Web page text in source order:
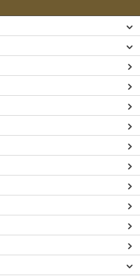
はローズクォーツやアクアマリンなどがあります
それ自体が幸運です。TITAN'stoneではパワーストー
、品揃えを眺めるだけでも楽しい気持ちになれま
の品を見付けてください。
トーンの色彩
レットやペンダントの色彩は多様です。
から商品を探してみても良いかもしれません。
ーの天然石アクセサリーを探すのも楽しいです。
ルドルチルのブレスレットやピンク色が可愛らしいイ
に人気です。
にはシルバールチルの商品などもお勧めです。
水晶球や指輪、原石なども取り揃えております。
とカリスマ性を、透明色は浄化と純心を意味しま
いるのは調和と多才性です。
ーから、現在のお客様に必要とされているものが何な
色のパワーストーンが気になる方は心がどこか満たさ
きな色を選んでみるのも、推奨されているアイテム購
ントしようとする場合、ブレスレットやペンダントと
選択しやすいですが、材料の天然石選びは人によっ